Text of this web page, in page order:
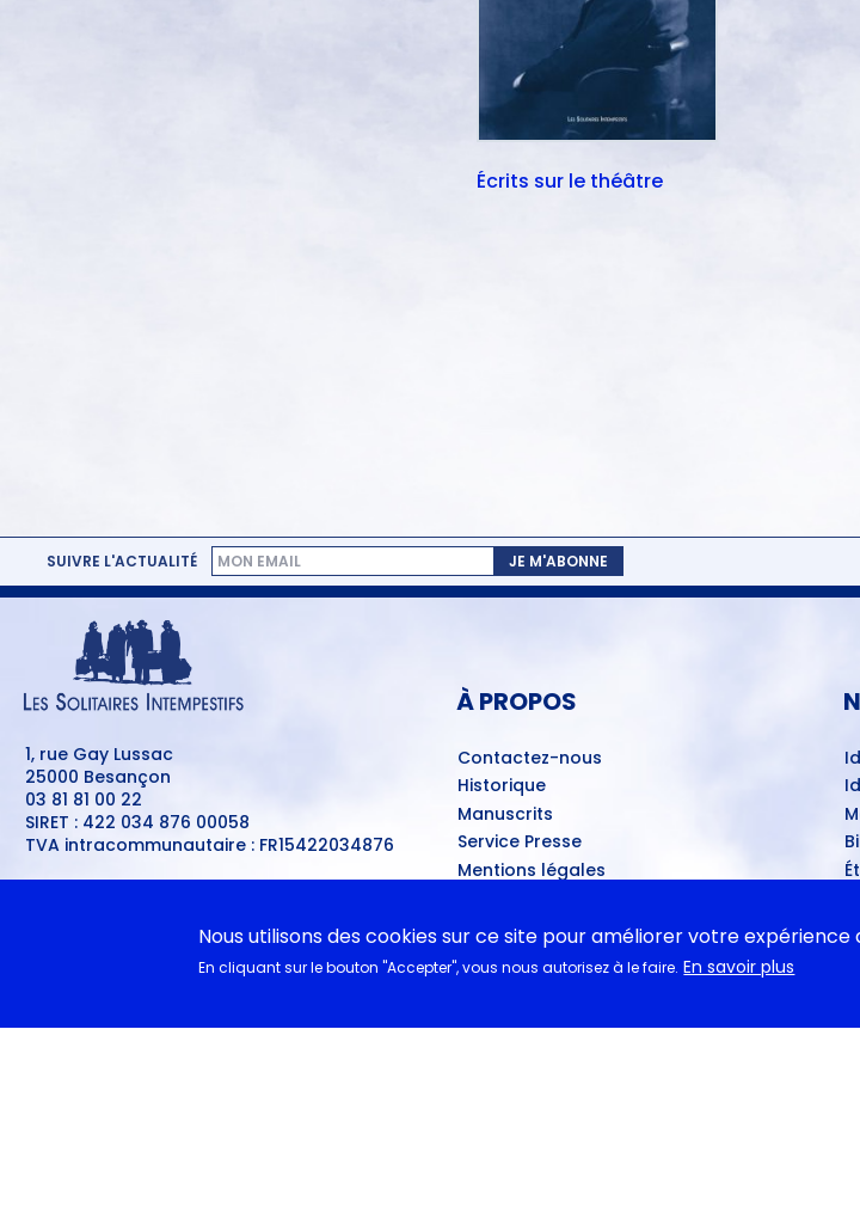
Écrits sur le théâtre
SUIVRE L'ACTUALITÉ JE M'ABONNE
1, rue Gay Lussac
25000 Besançon
03 81 81 00 22
SIRET : 422 034 876 00058
TVA intracommunautaire : FR15422034876
À PROPOS
Contactez-nous
Historique
Manuscrits
Service Presse
Mentions légales
Conditions de dépôt
Ventes dans les théâtres
A nouveau disponibles
Nous utilisons des cookies sur ce site pour améliorer votre expérience
En cliquant sur le bouton "Accepter", vous nous autorisez à le faire. En savoir plus